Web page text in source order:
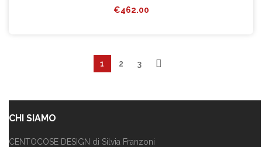
€462.00
1 2 3
CHI SIAMO
CENTOCOSE DESIGN di Silvia Franzoni